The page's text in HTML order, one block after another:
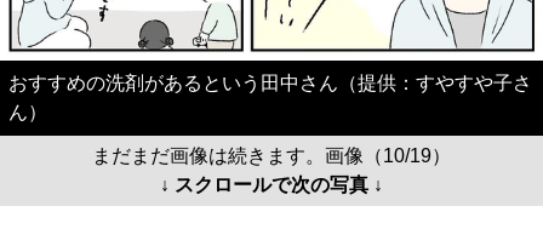
おすすめの洗剤があるという田中さん（提供：すやすや子さ
ん）
まだまだ画像は続きます。画像（10/19）
↓ スクロールで次の写真 ↓